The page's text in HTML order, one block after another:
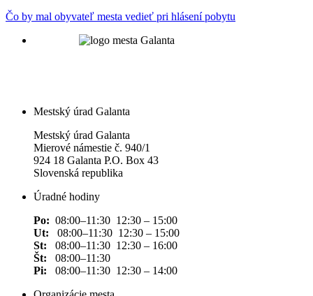
Čo by mal obyvateľ mesta vedieť pri hlásení pobytu
Mestský úrad Galanta
Mestský úrad Galanta
Mierové námestie č. 940/1
924 18 Galanta P.O. Box 43
Slovenská republika
Úradné hodiny
Po: 08:00–11:30 12:30 – 15:00
Ut: 08:00–11:30 12:30 – 15:00
St: 08:00–11:30 12:30 – 16:00
Št: 08:00–11:30
Pi: 08:00–11:30 12:30 – 14:00